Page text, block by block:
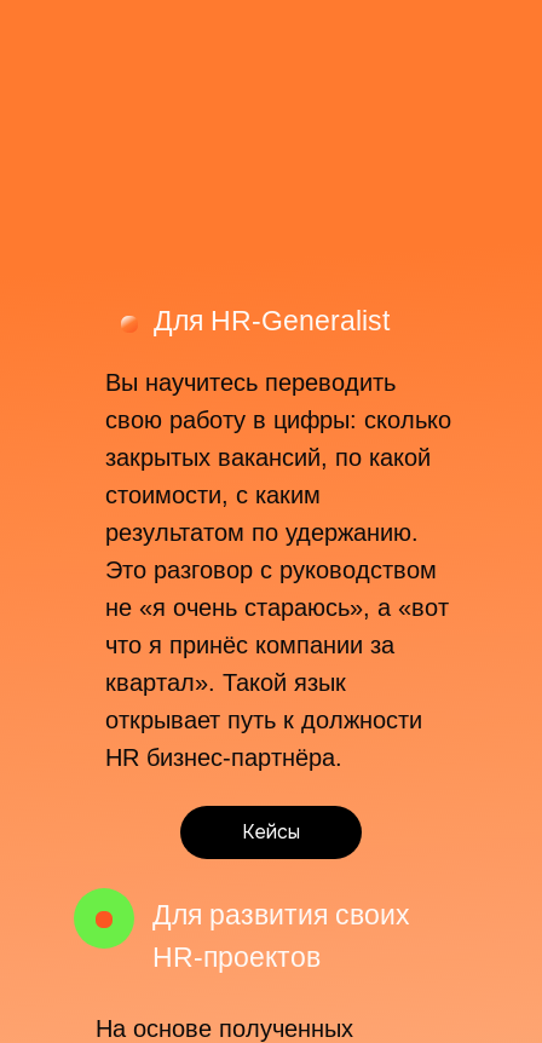
Для HR-Generalist
Для развития своих
HR-проектов
Вы научитесь переводить
свою работу в цифры: сколько
закрытых вакансий, по какой
стоимости, с каким
результатом по удержанию.
Это разговор с руководством
не «я очень стараюсь», а «вот
что я принёс компании за
квартал». Такой язык
открывает путь к должности
HR бизнес-партнёра.
На основе полученных
Кейсы